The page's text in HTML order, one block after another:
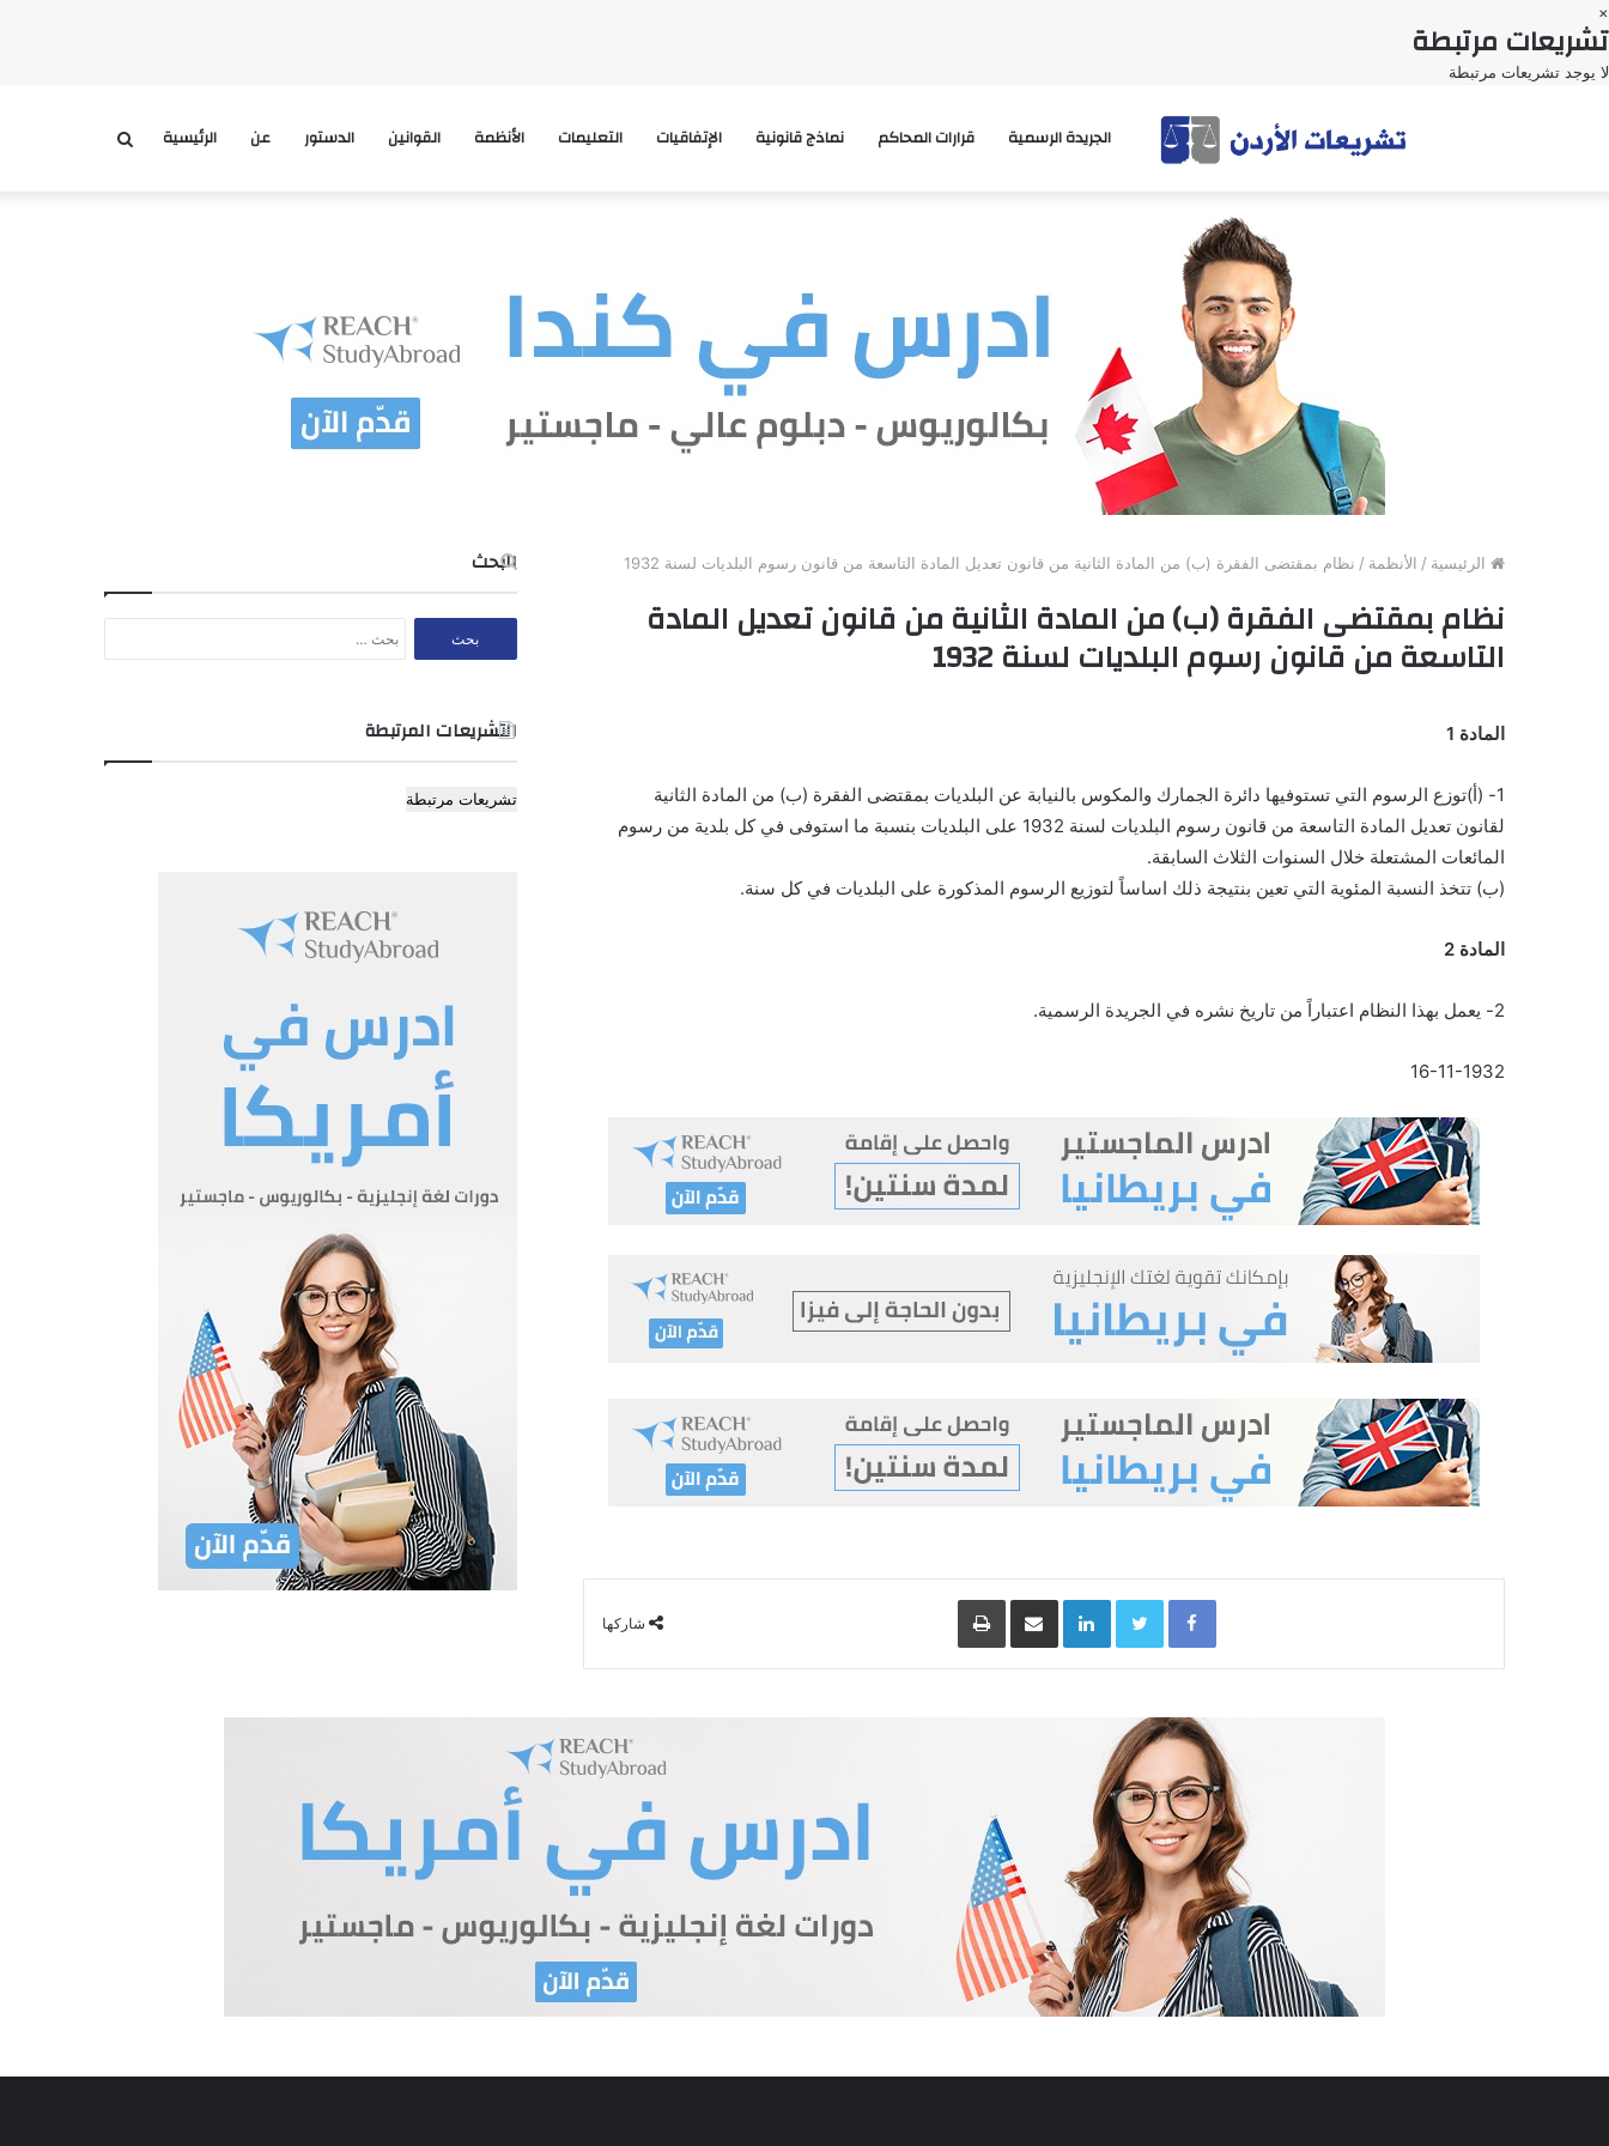
×
تشريعات مرتبطة
لا يوجد تشريعات مرتبطة
الرئيسية عن الدستور القوانين الأنظمة التعليمات الإتفاقيات نماذج قانونية قرارات المحاكم الجريدة الرسمية بحث
الرئيسية / الأنظمة / نظام بمقتضى الفقرة (ب) من المادة الثانية من قانون تعديل المادة التاسعة من قانون رسوم البلديات لسنة 1932
نظام بمقتضى الفقرة (ب) من المادة الثانية من قانون تعديل المادة
التاسعة من قانون رسوم البلديات لسنة 1932
المادة 1
1- (أ)توزع الرسوم التي تستوفيها دائرة الجمارك والمكوس بالنيابة عن البلديات بمقتضى الفقرة (ب) من المادة الثانية
لقانون تعديل المادة التاسعة من قانون رسوم البلديات لسنة 1932 على البلديات بنسبة ما استوفى في كل بلدية من رسوم
المائعات المشتعلة خلال السنوات الثلاث السابقة.
(ب) تتخذ النسبة المئوية التي تعين بنتيجة ذلك اساساً لتوزيع الرسوم المذكورة على البلديات في كل سنة.
المادة 2
2- يعمل بهذا النظام اعتباراً من تاريخ نشره في الجريدة الرسمية.
16-11-1932
شاركها
Facebook
Twitter
LinkedInمشاركة عبر البريد طباعة
البحث
التشريعات المرتبطة
تشريعات مرتبطة